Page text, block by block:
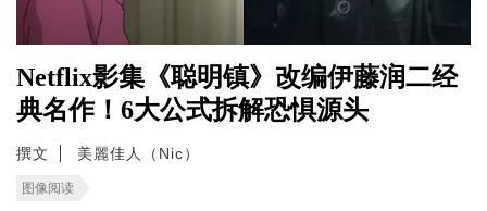
Netflix影集《聪明镇》改编伊藤润二经
典名作！6大公式拆解恐惧源头
撰文 美麗佳人（Nic）
图像阅读